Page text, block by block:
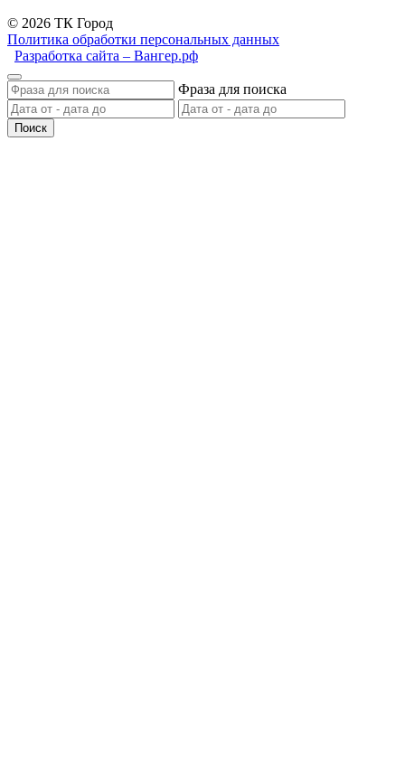
© 2026 ТК Город
Политика обработки персональных данных
Разработка сайта – Вангер.рф
Фраза для поиска
Поиск